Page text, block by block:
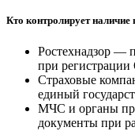
Кто контролирует наличие
Ростехнадзор —
при
Страховые
единый
МЧС и органы
документы при